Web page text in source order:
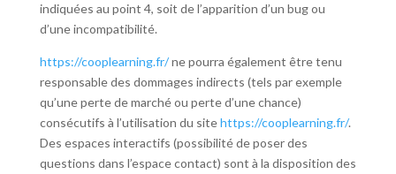
indiquées au point 4, soit de l’apparition d’un bug ou
d’une incompatibilité.
https://cooplearning.fr/ne pourra également être tenu
responsable des dommages indirects (tels par exemple
qu’une perte de marché ou perte d’une chance)
consécutifs à l’utilisation du sitehttps://cooplearning.fr/.
Des espaces interactifs (possibilité de poser des
questions dans l’espace contact) sont à la disposition des